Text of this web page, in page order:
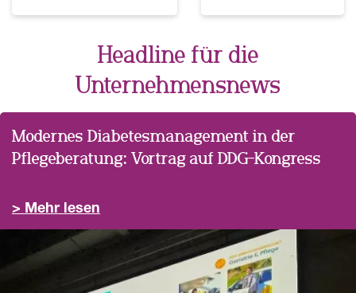
Headline für die
Unternehmensnews
Modernes Diabetesmanagement in der
Pflegeberatung: Vortrag auf DDG-Kongress
Mehr lesen